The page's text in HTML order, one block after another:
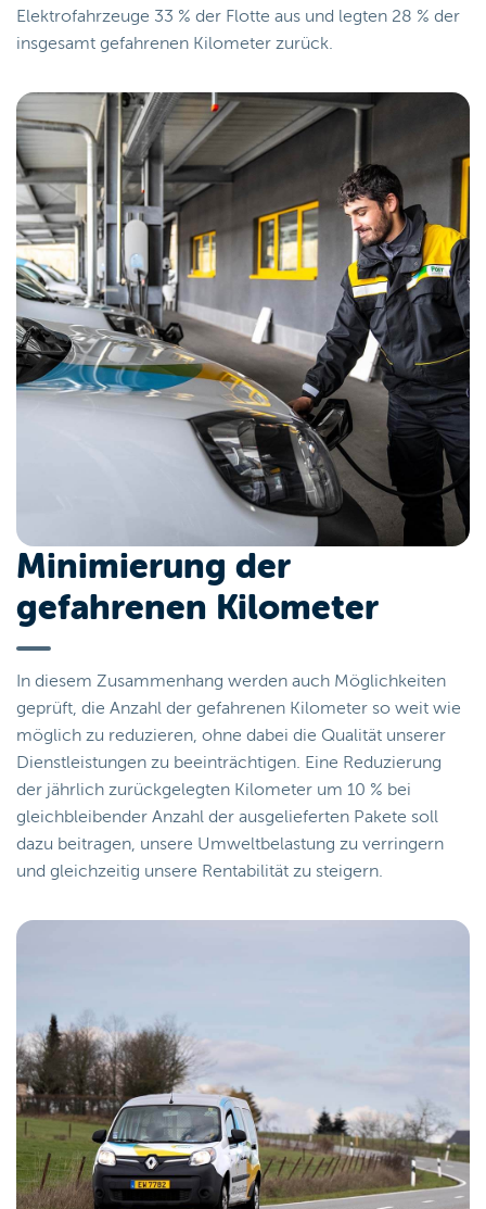
Elektrofahrzeuge 33 % der Flotte aus und legten 28 % der
insgesamt gefahrenen Kilometer zurück.
Minimierung der
gefahrenen Kilometer
In diesem Zusammenhang werden auch Möglichkeiten
geprüft, die Anzahl der gefahrenen Kilometer so weit wie
möglich zu reduzieren, ohne dabei die Qualität unserer
Dienstleistungen zu beeinträchtigen. Eine Reduzierung
der jährlich zurückgelegten Kilometer um 10 % bei
gleichbleibender Anzahl der ausgelieferten Pakete soll
dazu beitragen, unsere Umweltbelastung zu verringern
und gleichzeitig unsere Rentabilität zu steigern.